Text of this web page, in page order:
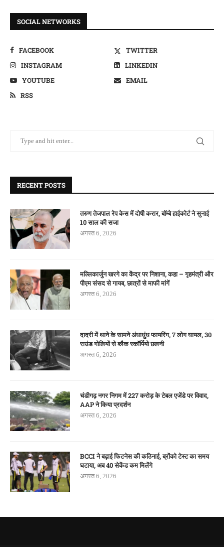
SOCIAL NETWORKS
FACEBOOK
TWITTER
INSTAGRAM
LINKEDIN
YOUTUBE
EMAIL
RSS
RECENT POSTS
तरुण तेजपाल रेप केस में दोषी करार, बॉम्बे हाईकोर्ट ने सुनाई
10 साल की सजा
अगस्त 6, 2026
मल्लिकार्जुन खरगे का केंद्र पर निशाना, कहा – गृहमंत्री और
पीएम संसद से गायब, छात्रों से माफी मांगें
अगस्त 6, 2026
दादरी में थाने के सामने अंधाधुंध फायरिंग, 7 लोग घायल, 30
राउंड गोलियों से ब्लैक स्कॉर्पियो छलनी
अगस्त 6, 2026
चंडीगढ़ नगर निगम में 227 करोड़ के टेबल एजेंडे पर विवाद,
AAP ने किया प्रदर्शन
अगस्त 6, 2026
BCCI ने बढ़ाई फिटनेस की कठिनाई, ब्रोंको टेस्ट का समय
घटाया, अब 40 सेकेंड कम मिलेंगे
अगस्त 6, 2026